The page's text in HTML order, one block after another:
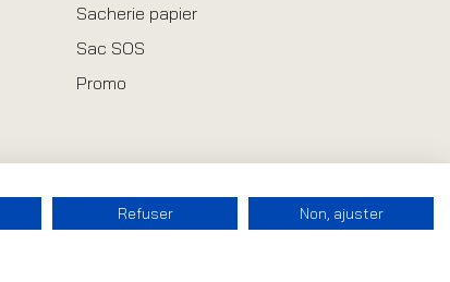
Sacherie papier
Sac SOS
Promo
Refuser Non, ajuster